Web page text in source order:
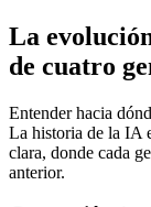
La
de cuatro
Entender hacia
La historia de la IA
clara, donde cada
anterior.